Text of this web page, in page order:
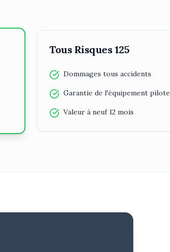
Tous Risques 125
Dommages tous accidents
Garantie de l'équipement pilote
Valeur à neuf 12 mois